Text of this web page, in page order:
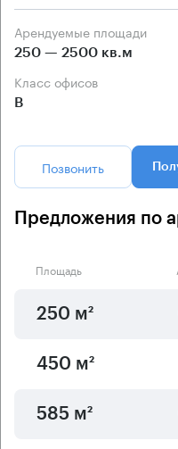
Арендуемые площади
250 — 2500 кв.м
Класс офисов
B
Позвонить
Предложения по
Площадь
250 м²
450 м²
585 м²